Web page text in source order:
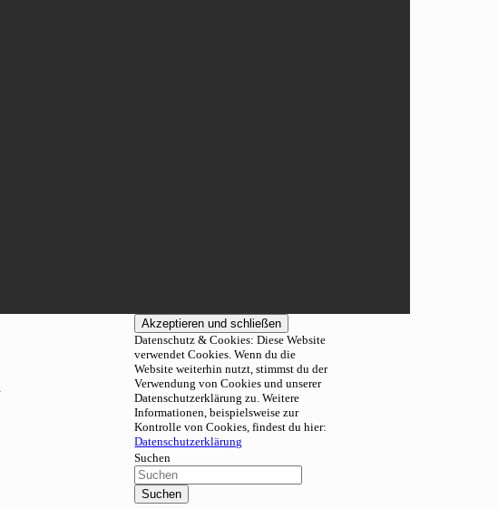
Datenschutz & Cookies: Diese Website
verwendet Cookies. Wenn du die
Website weiterhin nutzt, stimmst du der
Verwendung von Cookies und unserer
Datenschutzerklärung zu. Weitere
Informationen, beispielsweise zur
Kontrolle von Cookies, findest du hier:
Datenschutzerklärung
Suchen